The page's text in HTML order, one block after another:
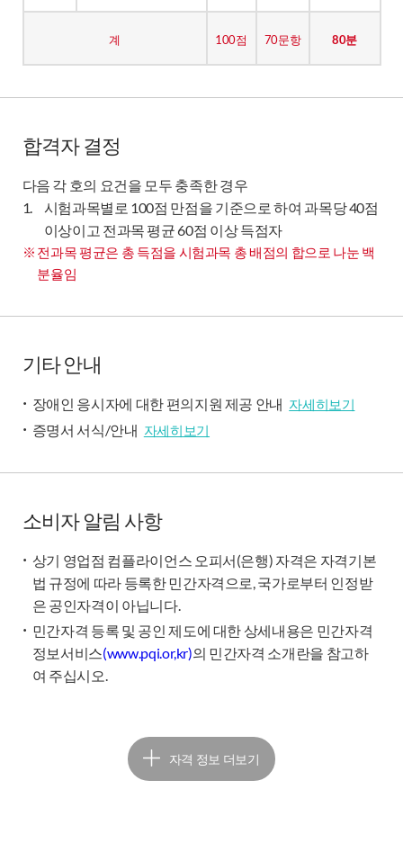
계 100점 70문항 80분
합격자 결정
다음 각 호의 요건을 모두 충족한 경우
1.
시험과목별로 100점 만점을 기준으로 하여 과목당 40점
이상이고 전과목 평균 60점 이상 득점자
전과목 평균은 총 득점을 시험과목 총 배점의 합으로 나눈 백
분율임
기타 안내
장애인 응시자에 대한 편의지원 제공 안내 자세히보기
증명서 서식/안내 자세히보기
소비자 알림 사항
상기 영업점 컴플라이언스 오피서(은행) 자격은 자격기본
법 규정에 따라 등록한 민간자격으로, 국가로부터 인정받
은 공인자격이 아닙니다.
민간자격 등록 및 공인 제도에 대한 상세내용은 민간자격
정보서비스(www.pqi.or,kr)의 민간자격 소개란을 참고하
여 주십시오.
수험참고도서 자격 정보 더보기